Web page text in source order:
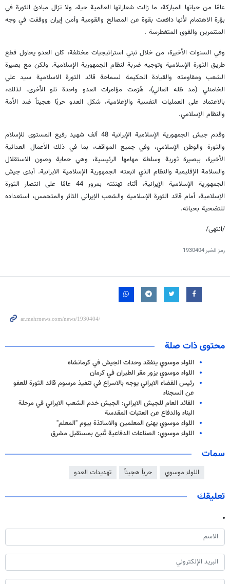
عامًا من حياتها المباركة، ما زالت شعاراتها العالمية حية، ولا تزال مبادئ الثورة في
بؤرة الاهتمام لأنها دافعت بقوة عن المصالح والقومية وأمن إيران ووقفت في وجه
المتنمرين والقوى المتغطرسة .
وفي السنوات الأخيرة، من خلال تبني استراتيجيات مختلفة، كان العدو يحاول قطع
طريق الثورة الإسلامية وتوجيه ضربة لنظام الجمهورية الإسلامية. ولكن مع بصيرة
الشعب ومقاومته والقيادة الحكيمة لسماحة قائد الثورة الاسلامية سيد علي
الخامنئي (مد ظله العالي)، هُزمت مؤامرات العدو واحدة تلو الأخرى. لذلك،
بالاعتماد على العمليات النفسية والإعلامية، شكل العدو حربًا هجيناً ضد الأمة
والنظام الإسلامي.
وقدم جيش الجمهورية الإسلامية الإيرانية 48 ألف شهيد رفيع المستوى للإسلام
والثورة والوطن الإسلامي، وفي جميع المواقف، بما في ذلك الأعمال العدائية
الأخيرة، ببصيرة ثورية وسلطة مهامها الرئيسية، وهي حماية وصون الاستقلال
والسلامة الإقليمية والنظام الذي اتبعته الجمهورية الإسلامية الايرانية. أبدى جيش
الجمهورية الإسلامية الإيرانية، أثناء تهنئته بمرور 44 عامًا على انتصار الثورة
الإسلامية، أمام قائد الثورة الإسلامية والشعب الإيراني الثائر والمتحمس، استعداده
للتضحية بحياته.
/انتهى/
رمز الخبر1930404
محتوى ذات صلة
اللواء موسوي يتفقد وحدات الجيش في كرمانشاه
اللواء موسوي يزور مقر الطيران في كرمان
رئيس القضاء الايراني يوجه بالاسراع في تنفيذ مرسوم قائد الثورة للعفو
عن السجناء
القائد العام للجيش الايراني: الجيش خدم الشعب الايراني في مرحلة
البناء والدفاع عن العتبات المقدسة
اللواء موسوي يهنئ المعلمين والاساتذة بيوم "المعلم"
اللواء موسوي: الصناعات الدفاعية تُنبئ بمستقبل مشرق
سمات
اللواء موسوي حرباً هجيناً تهديدات العدو
تعليقك